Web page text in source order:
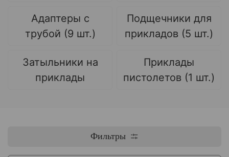
Адаптеры с
трубой (9 шт.)
Подщечники для
прикладов (5 шт.)
Затыльники на
приклады
Приклады
пистолетов (1 шт.)
Фильтры